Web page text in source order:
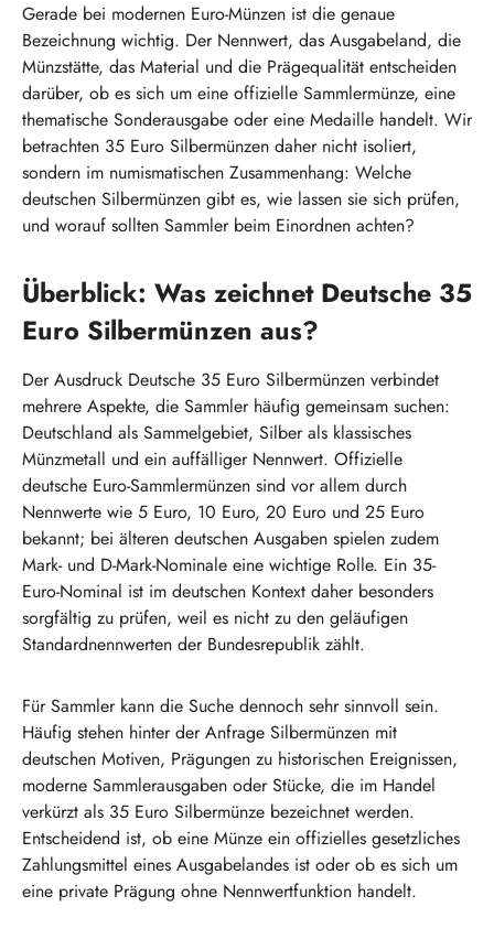
Gerade bei modernen Euro-Münzen ist die genaue
Bezeichnung wichtig. Der Nennwert, das Ausgabeland, die
Münzstätte, das Material und die Prägequalität entscheiden
darüber, ob es sich um eine offizielle Sammlermünze, eine
thematische Sonderausgabe oder eine Medaille handelt. Wir
betrachten 35 Euro Silbermünzen daher nicht isoliert,
sondern im numismatischen Zusammenhang: Welche
deutschen Silbermünzen gibt es, wie lassen sie sich prüfen,
und worauf sollten Sammler beim Einordnen achten?
Überblick: Was zeichnet Deutsche 35
Euro Silbermünzen aus?
Der Ausdruck Deutsche 35 Euro Silbermünzen verbindet
mehrere Aspekte, die Sammler häufig gemeinsam suchen:
Deutschland als Sammelgebiet, Silber als klassisches
Münzmetall und ein auffälliger Nennwert. Offizielle
deutsche Euro-Sammlermünzen sind vor allem durch
Nennwerte wie 5 Euro, 10 Euro, 20 Euro und 25 Euro
bekannt; bei älteren deutschen Ausgaben spielen zudem
Mark- und D-Mark-Nominale eine wichtige Rolle. Ein 35-
Euro-Nominal ist im deutschen Kontext daher besonders
sorgfältig zu prüfen, weil es nicht zu den geläufigen
Standardnennwerten der Bundesrepublik zählt.
Für Sammler kann die Suche dennoch sehr sinnvoll sein.
Häufig stehen hinter der Anfrage Silbermünzen mit
deutschen Motiven, Prägungen zu historischen Ereignissen,
moderne Sammlerausgaben oder Stücke, die im Handel
verkürzt als 35 Euro Silbermünze bezeichnet werden.
Entscheidend ist, ob eine Münze ein offizielles gesetzliches
Zahlungsmittel eines Ausgabelandes ist oder ob es sich um
eine private Prägung ohne Nennwertfunktion handelt.